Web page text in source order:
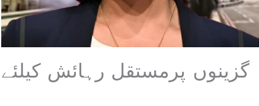
گزینوں پرمستقل رہائش کیلئے